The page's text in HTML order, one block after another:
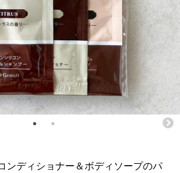
ンディショナー＆ボディソープのパ